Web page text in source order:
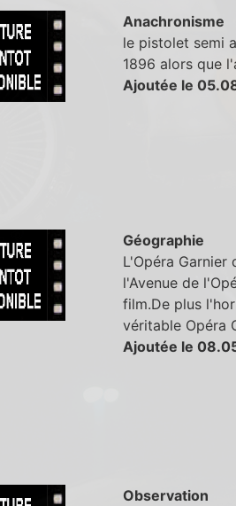
Anachronisme
le pistolet semi
1896 alors que
Ajoutée le
Géographie
L'Opéra Garnier
l'Avenue de
film.De plus
véritable Opéra
Ajoutée le
Observation